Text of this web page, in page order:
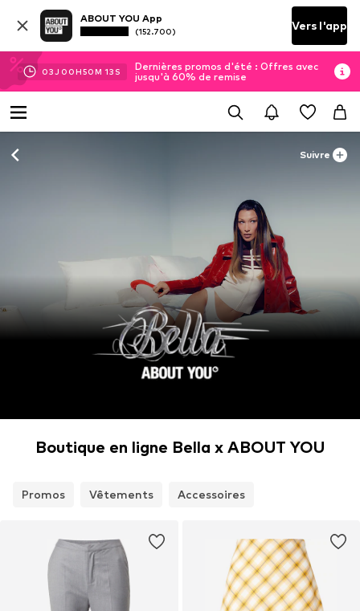
ABOUT YOU App
(152.700) Vers l'app
03J 00H50M 12 S
Dernières promos d'été : Offres avec
jusqu'à 60% de remise
Suivre
Boutique en ligne Bella x ABOUT YOU
Promos Vêtements Accessoires